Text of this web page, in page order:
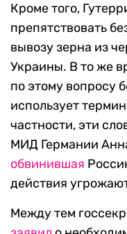
Кроме того,
препятствовать
вывозу зерна из
Украины. В то же
по этому вопросу
использует
частности, эти
МИД Германии
обвинившая
действия
Между тем